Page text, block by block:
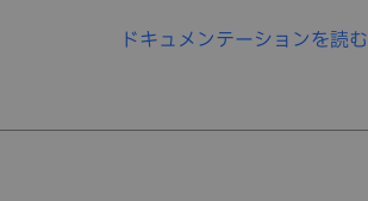
ドキュメンテーションを読む